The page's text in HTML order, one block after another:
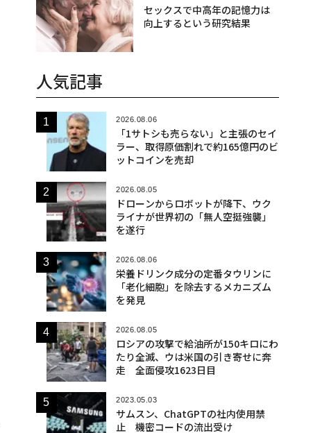
セックスで中高年の記憶力は
向上するという研究結果
人気記事
2026.08.06
「1サトシも売らない」と主張のセイ
ラー、取得原価割れで約165億円のビ
ットコインを売却
2026.08.05
ドローンからロボットが降下、ウク
ライナが世界初の「無人空挺強襲」
を遂行
2026.08.06
栄養ドリンク成分の定番タウリンに
「老化細胞」を除去するメカニズム
を発見
2026.08.05
ロシアの攻撃で給油所が150キロにわ
たり全滅、ウは米国の引き寄せに奔
走 全面侵攻1623日目
2023.05.03
サムスン、ChatGPTの社内使用禁
止 機密コードの流出受け